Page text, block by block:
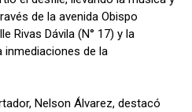
de la avenida Obispo
Rivas Dávila (N° 17) y la
inmediaciones de la
Nelson Álvarez, destacó